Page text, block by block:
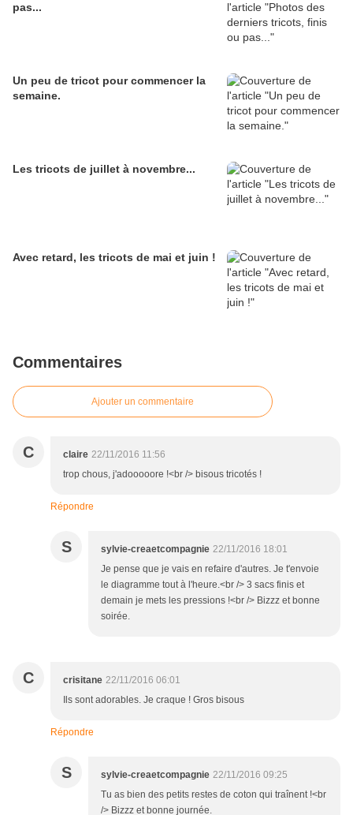
pas...
Un peu de tricot pour commencer la
semaine.
Les tricots de juillet à novembre...
Avec retard, les tricots de mai et juin !
Commentaires
Ajouter un commentaire
C claire 22/11/2016 11:56
trop chous, j'adooooore !<br /> bisous tricotés !
Répondre
S sylvie-creaetcompagnie 22/11/2016 18:01
Je pense que je vais en refaire d'autres. Je t'envoie
le diagramme tout à l'heure.<br /> 3 sacs finis et
demain je mets les pressions !<br /> Bizzz et bonne
soirée.
C crisitane 22/11/2016 06:01
Ils sont adorables. Je craque ! Gros bisous
Répondre
S sylvie-creaetcompagnie 22/11/2016 09:25
Tu as bien des petits restes de coton qui traînent !<br
/> Bizzz et bonne journée.